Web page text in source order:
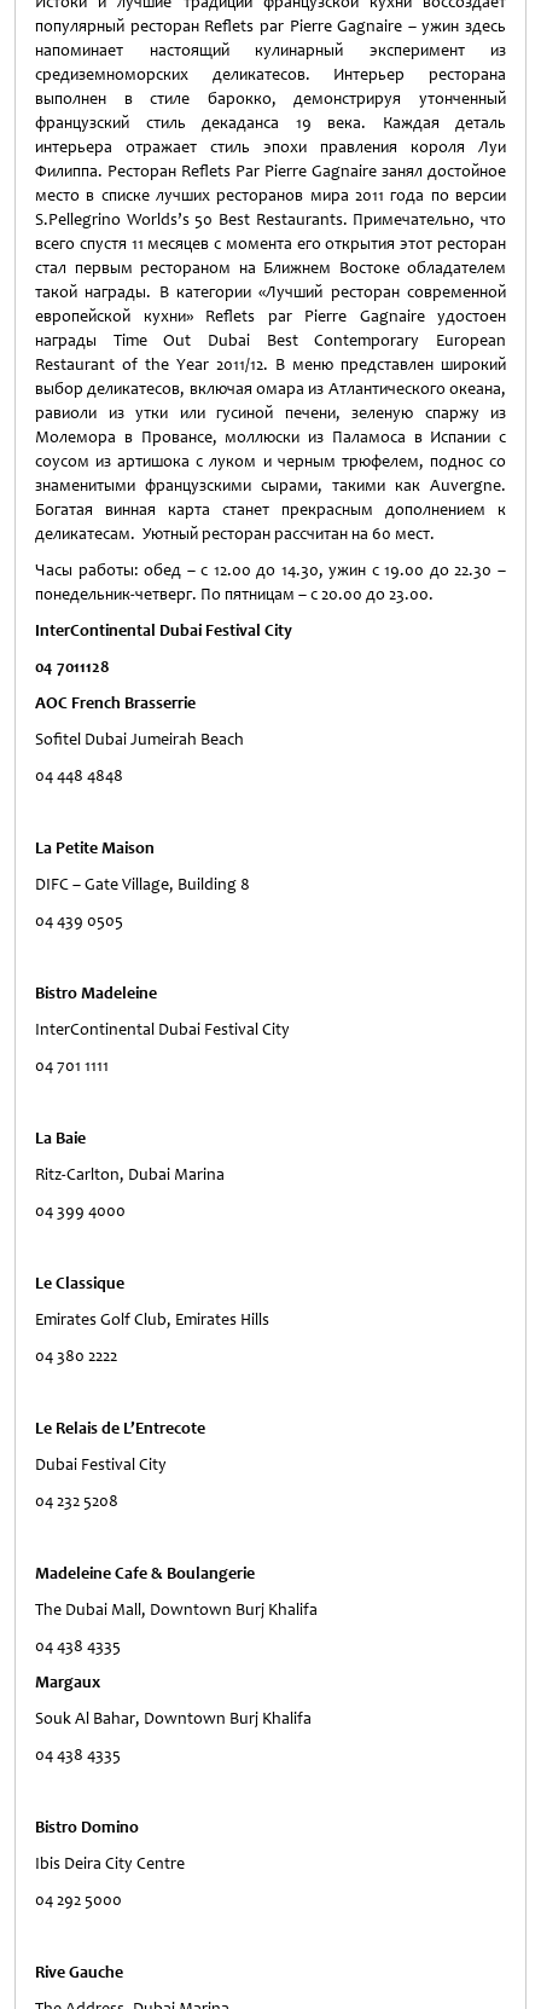
популярный ресторан Reflets par Pierre Gagnaire – ужин здесь
напоминает настоящий кулинарный эксперимент из
средиземноморских деликатесов. Интерьер ресторана
выполнен в стиле барокко, демонстрируя утонченный
французский стиль декаданса 19 века. Каждая деталь
интерьера отражает стиль эпохи правления короля Луи
Филиппа. Ресторан Reflets Par Pierre Gagnaire занял достойное
место в списке лучших ресторанов мира 2011 года по версии
S.Pellegrino Worlds’s 50 Best Restaurants. Примечательно, что
всего спустя 11 месяцев с момента его открытия этот ресторан
стал первым рестораном на Ближнем Востоке обладателем
такой награды. В категории «Лучший ресторан современной
европейской кухни» Reflets par Pierre Gagnaire удостоен
награды Time Out Dubai Best Contemporary European
Restaurant of the Year 2011/12. В меню представлен широкий
выбор деликатесов, включая омара из Атлантического океана,
равиоли из утки или гусиной печени, зеленую спаржу из
Молемора в Провансе, моллюски из Паламоса в Испании с
соусом из артишока с луком и черным трюфелем, поднос со
знаменитыми французскими сырами, такими как Auvergne.
Богатая винная карта станет прекрасным дополнением к
деликатесам. Уютный ресторан рассчитан на 60 мест.
Часы работы: обед – с 12.00 до 14.30, ужин с 19.00 до 22.30 –
понедельник-четверг. По пятницам – с 20.00 до 23.00.
InterContinental Dubai Festival City
04 7011128
AOC French Brasserrie
Sofitel Dubai Jumeirah Beach
04 448 4848
La Petite Maison
DIFC – Gate Village, Building 8
04 439 0505
Bistro Madeleine
InterContinental Dubai Festival City
04 701 1111
La Baie
Ritz-Carlton, Dubai Marina
04 399 4000
Le Classique
Emirates Golf Club, Emirates Hills
04 380 2222
Le Relais de L’Entrecote
Dubai Festival City
04 232 5208
Madeleine Cafe & Boulangerie
The Dubai Mall, Downtown Burj Khalifa
04 438 4335
Margaux
Souk Al Bahar, Downtown Burj Khalifa
04 438 4335
Bistro Domino
Ibis Deira City Centre
04 292 5000
Rive Gauche